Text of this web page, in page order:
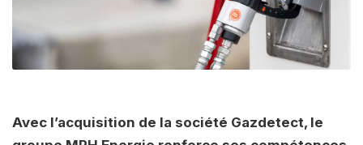
Avec l’acquisition de la société Gazdetect, le